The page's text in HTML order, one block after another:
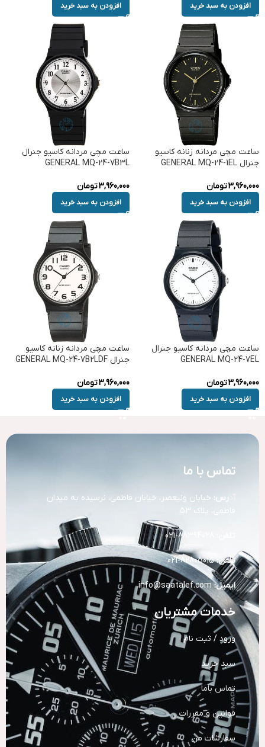
افزودن به سبد خرید افزودن به سبد خرید
ساعت مچی مردانه زنانه کاسیو
جنرال GENERAL MQ-24-1EL
3,960,000تومان
افزودن به سبد خرید
ساعت مچی مردانه کاسیو جنرال
GENERAL MQ-24-7B3L
3,960,000تومان
افزودن به سبد خرید
ساعت مچی مردانه کاسیو جنرال
GENERAL MQ-24-7EL
3,960,000تومان
افزودن به سبد خرید
ساعت مچی مردانه زنانه کاسیو
جنرال GENERAL MQ-24-7B2LDF
3,960,000تومان
افزودن به سبد خرید
تماس با ما
رس: خیابان ولیعصر، خیابان فاطمی، نرسیده به میدان
فاطمی، پلاک 53
تلفن:82805015-021
ایمیل: info@saatalef.com
خدمات مشتریان
ورود / ثبت نام
سبد خرید
تماس باما
قوانین و مقررات
سفارشات من